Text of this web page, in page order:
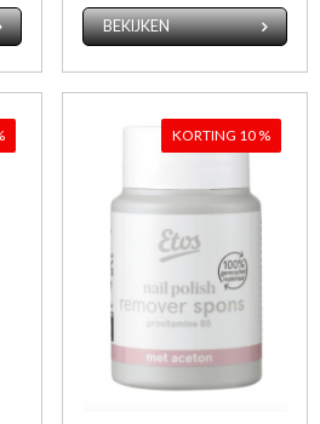
BEKIJKEN
KORTING 10 %